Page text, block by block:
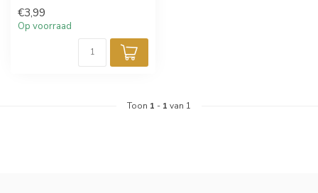
€3,99
Op voorraad
Toon 1 - 1 van 1